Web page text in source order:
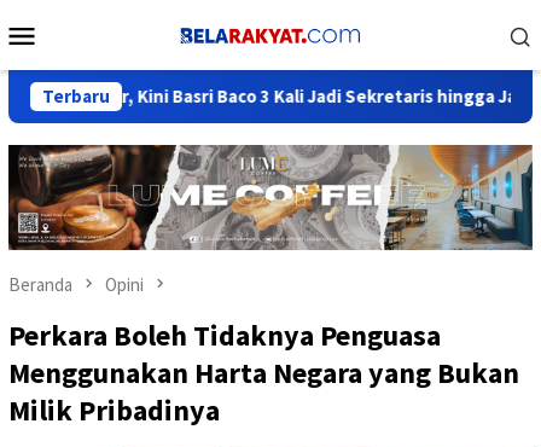
ke
Mobile
Terbaru
Kini Basri Baco 3 Kali Jadi Sekretaris hingga Jadi Elite Beringin
Beranda Opini
Perkara Boleh Tidaknya Penguasa
Menggunakan Harta Negara yang Bukan
Milik Pribadinya